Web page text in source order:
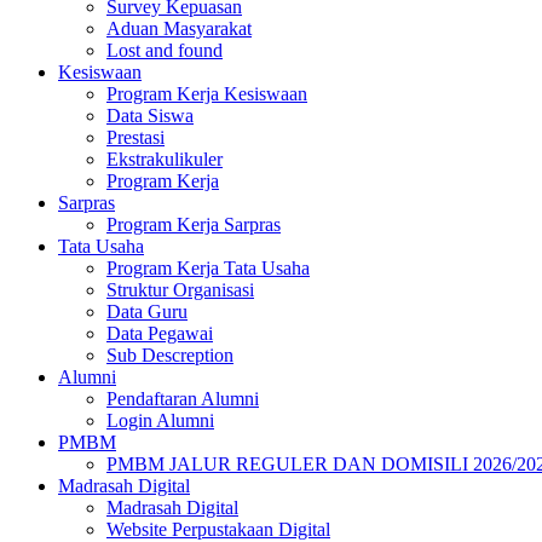
Survey Kepuasan
Aduan Masyarakat
Lost and found
Kesiswaan
Program Kerja Kesiswaan
Data Siswa
Prestasi
Ekstrakulikuler
Program Kerja
Sarpras
Program Kerja Sarpras
Tata Usaha
Program Kerja Tata Usaha
Struktur Organisasi
Data Guru
Data Pegawai
Sub Descreption
Alumni
Pendaftaran Alumni
Login Alumni
PMBM
PMBM JALUR REGULER DAN DOMISILI 2026/
Madrasah Digital
Madrasah Digital
Website Perpustakaan Digital